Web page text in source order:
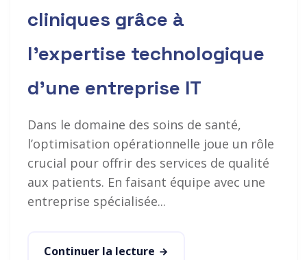
cliniques grâce à
l’expertise technologique
d’une entreprise IT
Dans le domaine des soins de santé,
l’optimisation opérationnelle joue un rôle
crucial pour offrir des services de qualité
aux patients. En faisant équipe avec une
entreprise spécialisée...
Continuer la lecture